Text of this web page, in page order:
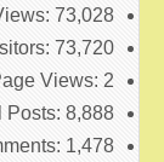
73,028
73,720
Views: 2
Posts: 8,888
1,478